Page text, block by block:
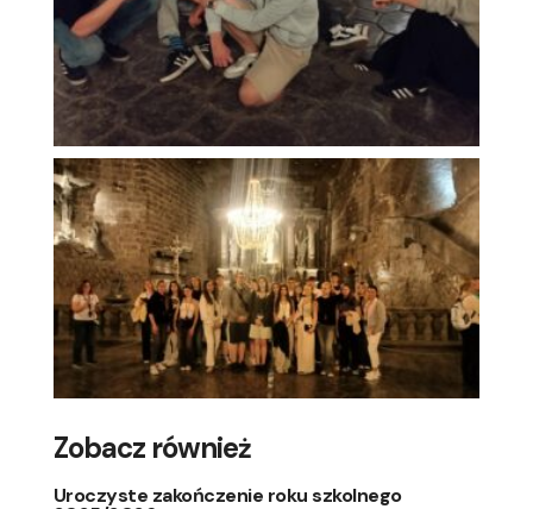
Zobacz również
Uroczyste zakończenie roku szkolnego